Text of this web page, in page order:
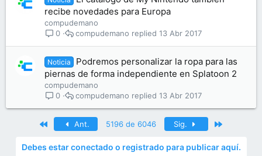
recibe novedades para Europa
compudemano
0
13 Abr 2017
compudemano
Noticia
Podremos personalizar la ropa para las
piernas de forma independiente en Splatoon 2
compudemano
0
13 Abr 2017
compudemano
PrimeroAnt. 5196 de 6046 Sig.
Debes estar conectado o registrado para publicar aquí.